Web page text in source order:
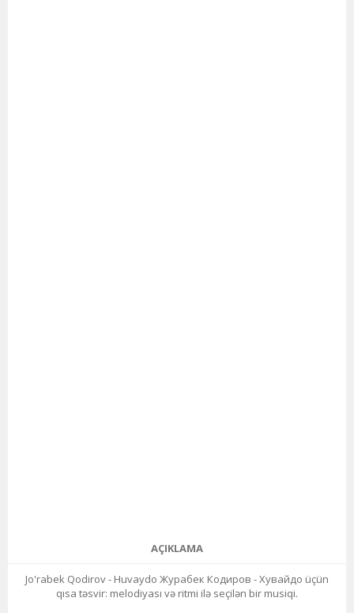
AÇIKLAMA
Jo'rabek Qodirov - Huvaydo Журабек Кодиров - Хувайдо üçün
qısa təsvir: melodiyası və ritmi ilə seçilən bir musiqi.